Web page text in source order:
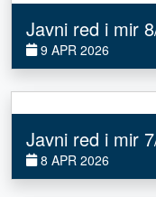
Javni red i mir
9 APR 2026
Javni red i mir
8 APR 2026